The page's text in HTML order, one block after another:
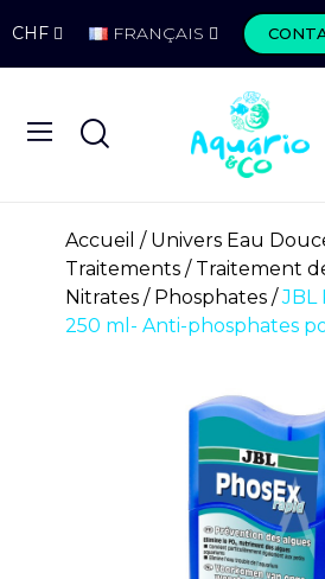
CHF FRANÇAIS
Accueil Univers Eau
Traitements
Traitement
Nitrates / Phosphates
JBL
250 ml- Anti-phosphates